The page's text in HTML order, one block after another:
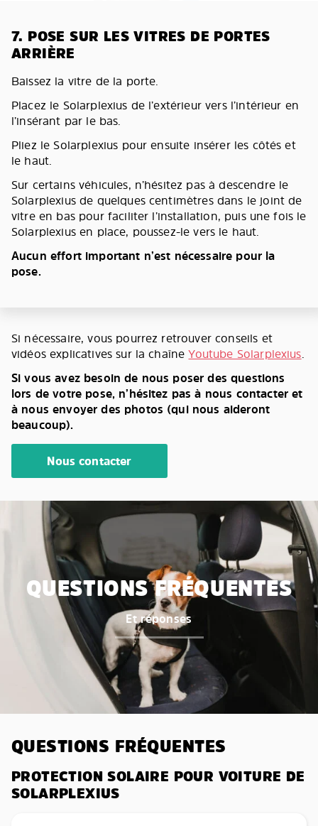
7. POSE SUR LES VITRES DE PORTES
ARRIÈRE
Baissez la vitre de la porte.
Placez le Solarplexius de l’extérieur vers l’intérieur en
l’insérant par le bas.
Pliez le Solarplexius pour ensuite insérer les côtés et
le haut.
Sur certains véhicules, n’hésitez pas à descendre le
Solarplexius de quelques centimètres dans le joint de
vitre en bas pour faciliter l’installation, puis une fois le
Solarplexius en place, poussez-le vers le haut.
Aucun effort important n’est nécessaire pour la
pose.
Si nécessaire, vous pourrez retrouver conseils et
vidéos explicatives sur la chaîneYoutube Solarplexius.
Si vous avez besoin de nous poser des questions
lors de votre pose, n’hésitez pas à nous contacter et
à nous envoyer des photos (qui nous aideront
beaucoup).
Nous contacter
QUESTIONS FRÉQUENTES
Et réponses
QUESTIONS FRÉQUENTES
PROTECTION SOLAIRE POUR VOITURE DE
SOLARPLEXIUS